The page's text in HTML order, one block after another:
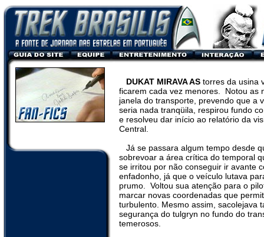
DUKAT MIRAVA AS torres da usina
ficarem cada vez menores.
Notou as
janela do transporte, prevendo que a
seria nada tranqüila, respirou fundo
e resolveu dar início ao relatório da
Central.
Já se passara algum tempo desde
sobrevoar a área crítica do temporal
se irritou por não conseguir ir avante
enfadonho, já que o veículo lutava
prumo.
Voltou sua atenção para o
marcar novas coordenadas que
turbulento. Mesmo assim, sacolejava
segurança do tulgryn no fundo do
temerosos.